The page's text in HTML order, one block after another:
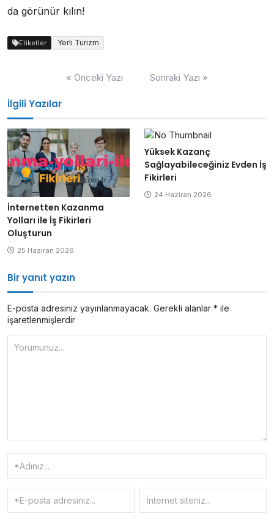
da görünür kılın!
Etiketler Yerli Turizm
« Önceki Yazı Sonraki Yazı »
İlgili Yazılar
İnternetten Kazanma
Yolları ile İş Fikirleri
Oluşturun
25 Haziran 2026
Yüksek Kazanç
Sağlayabileceğiniz Evden İş
Fikirleri
24 Haziran 2026
Bir yanıt yazın
E-posta adresiniz yayınlanmayacak. Gerekli alanlar * ile
işaretlenmişlerdir